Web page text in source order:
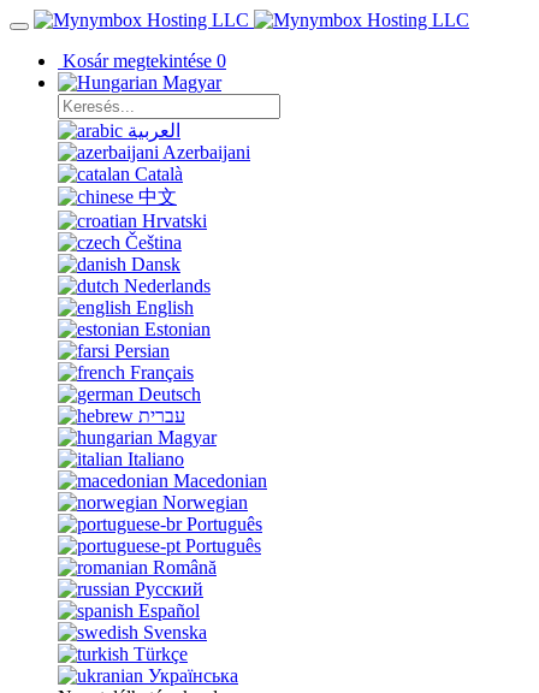
Kosár megtekintése 0
Magyar
العربية
Azerbaijani
Català
中文
Hrvatski
Čeština
Dansk
Nederlands
English
Estonian
Persian
Français
Deutsch
עברית
Magyar
Italiano
Macedonian
Norwegian
Português
Português
Română
Русский
Español
Svenska
Türkçe
Українська